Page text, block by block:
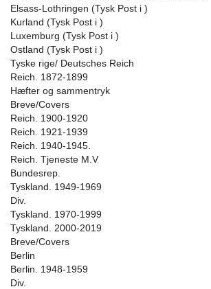
Elsass-Lothringen (Tysk Post i )
Kurland (Tysk Post i )
Luxemburg (Tysk Post i )
Ostland (Tysk Post i )
Tyske rige/ Deutsches Reich
Reich. 1872-1899
Hæfter og sammentryk
Breve/Covers
Reich. 1900-1920
Reich. 1921-1939
Reich. 1940-1945.
Reich. Tjeneste M.V
Bundesrep.
Tyskland. 1949-1969
Div.
Tyskland. 1970-1999
Tyskland. 2000-2019
Breve/Covers
Berlin
Berlin. 1948-1959
Div.